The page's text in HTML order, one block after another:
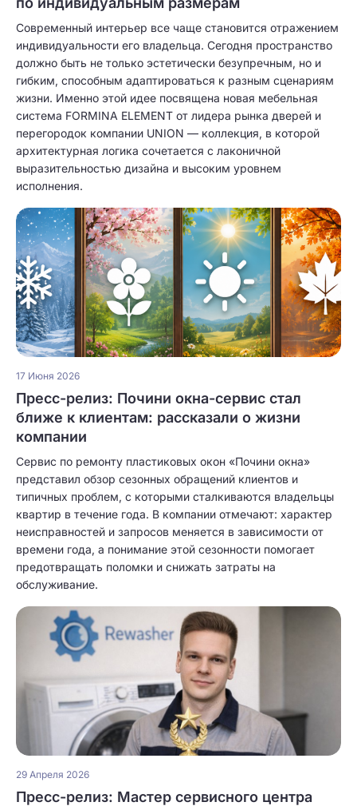
Современный интерьер все чаще становится отражением
индивидуальности его владельца. Сегодня пространство
должно быть не только эстетически безупречным, но и
гибким, способным адаптироваться к разным сценариям
жизни. Именно этой идее посвящена новая мебельная
система FORMINA ELEMENT от лидера рынка дверей и
перегородок компании UNION — коллекция, в которой
архитектурная логика сочетается с лаконичной
выразительностью дизайна и высоким уровнем
исполнения.
17 Июня 2026
Пресс-релиз: Почини окна-сервис стал
ближе к клиентам: рассказали о жизни
компании
Сервис по ремонту пластиковых окон «Почини окна»
представил обзор сезонных обращений клиентов и
типичных проблем, с которыми сталкиваются владельцы
квартир в течение года. В компании отмечают: характер
неисправностей и запросов меняется в зависимости от
времени года, а понимание этой сезонности помогает
предотвращать поломки и снижать затраты на
обслуживание.
29 Апреля 2026
Пресс-релиз: Мастер сервисного центра